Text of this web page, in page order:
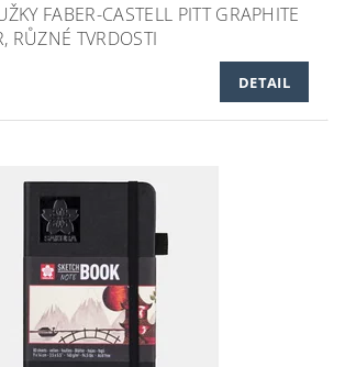
FABER-CASTELL PITT GRAPHITE
RŮZNÉ TVRDOSTI
DETAIL